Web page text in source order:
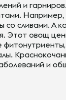
и
Например,
со сливами. А
Этот овощ
и